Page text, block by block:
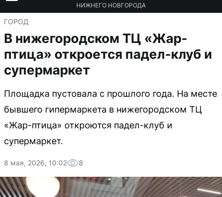
НИЖНЕГО НОВГОРОДА
ГОРОД
В нижегородском ТЦ «Жар-
птица» откроется падел-клуб и
супермаркет
Площадка пустовала с прошлого года. На месте
бывшего гипермаркета в нижегородском ТЦ
«Жар-птица» откроются падел-клуб и
супермаркет.
8 мая, 2026, 10:02 8